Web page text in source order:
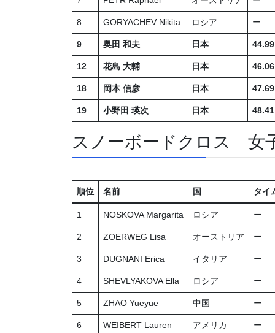
8 GORYACHEV Nikita ロシア ー
9 奥田 和夫 日本 44.99
12 花島 大輔 日本 46.06
18 岡本 信彦 日本 47.69
19 小野田 瑛次 日本 48.41
スノーボードクロス 女
順位 名前 国 タイ
1 NOSKOVA Margarita ロシア ー
2 ZOERWEG Lisa オーストリア ー
3 DUGNANI Erica イタリア ー
4 SHEVLYAKOVA Ella ロシア ー
5 ZHAO Yueyue 中国 ー
6 WEIBERT Lauren アメリカ ー